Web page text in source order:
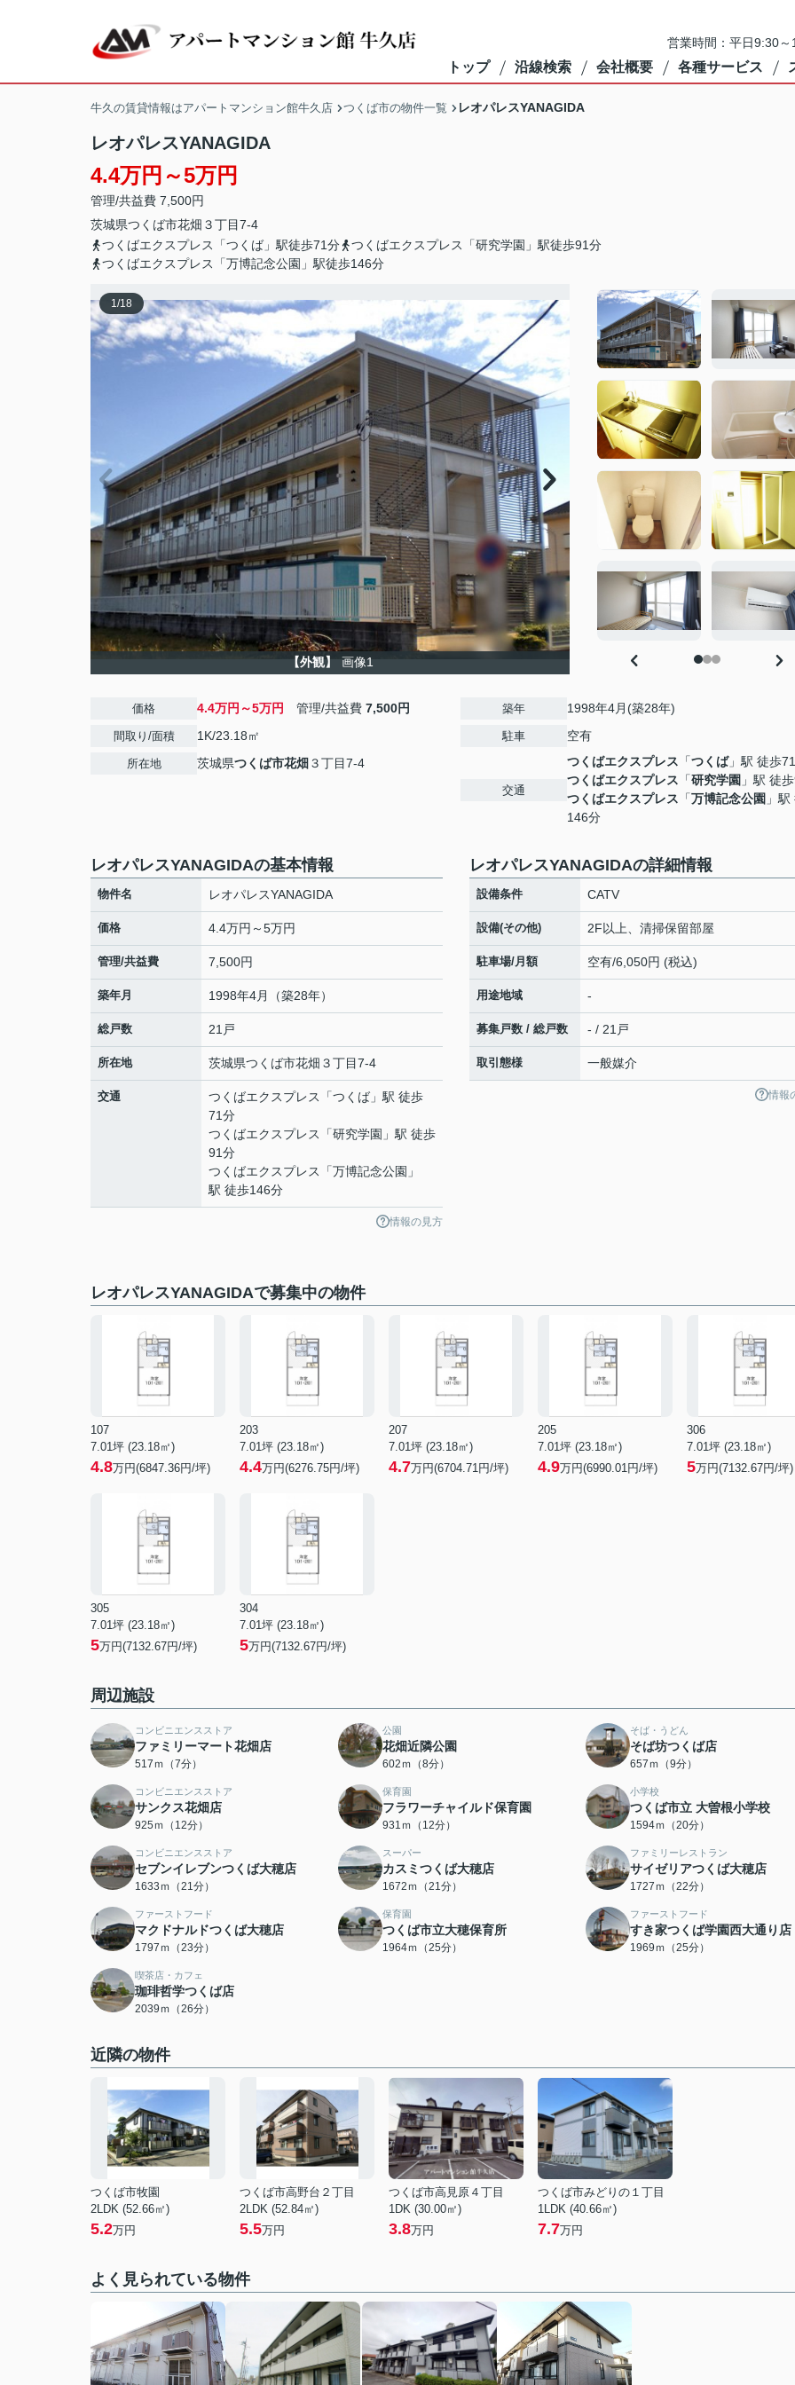
営業時間：平日9:30
トップ 沿線検索 会社概要 各種サービス
牛久の賃貸情報はアパートマンション館牛久店 つくば市の物件一覧 レオパレスYANAGIDA
レオパレスYANAGIDA
4.4万円～5万円
管理/共益費 7,500円
茨城県つくば市花畑 ３丁目7-4
つくばエクスプレス「つくば」駅徒歩71分
つくばエクスプレス「研究学園」駅徒歩91分
つくばエクスプレス「万博記念公園」駅徒歩146分
1/18
【外観】 画像1
価格 4.4万円～5万円 管理/共益費 7,500円
間取り/面積 1K/23.18㎡
所在地 茨城県つくば市花畑 ３丁目7-4
築年 1998年4月(築28年)
駐車 空有
交通
つくばエクスプレス 「つくば」駅 徒歩
つくばエクスプレス 「研究学園 」駅 徒
つくばエクスプレス 「万博記念公園 」
146分
レオパレスYANAGIDAの基本情報
物件名 レオパレスYANAGIDA
価格 4.4万円～5万円
管理/共益費 7,500円
築年月 1998年4月（築28年）
総戸数 21戸
所在地 茨城県つくば市花畑 ３丁目7-4
交通 つくばエクスプレス 「つくば 」駅 徒歩
71分
つくばエクスプレス
「研究学園 」駅 徒歩
91分
つくばエクスプレス
「万博記念公園 」
駅 徒歩146分
情報の見方
レオパレスYANAGIDAの詳細情報
設備条件 CATV
設備(その他) 2F以上、清掃保留部屋
駐車場/月額 空有/6,050円 (税込)
用途地域 -
募集戸数 / 総戸数 - / 21戸
取引態様 一般媒介
情報
レオパレスYANAGIDAで募集中の物件
107
7.01坪 (23.18㎡)
4.8万円(6847.36円/坪)
203
7.01坪 (23.18㎡)
4.4万円(6276.75円/坪)
207
7.01坪 (23.18㎡)
4.7万円(6704.71円/坪)
205
7.01坪 (23.18㎡)
4.9万円(6990.01円/坪)
306
7.01坪 (23.18㎡)
5万円(7132.67円/坪)
305
7.01坪 (23.18㎡)
5万円(7132.67円/坪)
304
7.01坪 (23.18㎡)
5万円(7132.67円/坪)
周辺施設
コンビニエンスストア
ファミリーマート花畑店
517ｍ（7分）
公園
花畑近隣公園
602ｍ（8分）
そば・うどん
そば坊つくば店
657ｍ（9分）
コンビニエンスストア
サンクス花畑店
925ｍ（12分）
保育園
フラワーチャイルド保育園
931ｍ（12分）
小学校
つくば市立 大曽根小学校
1594ｍ（20分）
コンビニエンスストア
セブンイレブンつくば大穂店
1633ｍ（21分）
スーパー
カスミつくば大穂店
1672ｍ（21分）
ファミリーレストラン
サイゼリアつくば大穂店
1727ｍ（22分）
ファーストフード
マクドナルドつくば大穂店
1797ｍ（23分）
保育園
つくば市立大穂保育所
1964ｍ（25分）
ファーストフード
すき家つくば学園西大通り店
1969ｍ（25分）
喫茶店・カフェ
珈琲哲学つくば店
2039ｍ（26分）
近隣の物件
つくば市牧園
2LDK (52.66㎡)
5.2万円
つくば市高野台２丁目
2LDK (52.84㎡)
5.5万円
つくば市高見原４丁目
1DK (30.00㎡)
3.8万円
つくば市みどりの１丁目
1LDK (40.66㎡)
7.7万円
よく見られている物件